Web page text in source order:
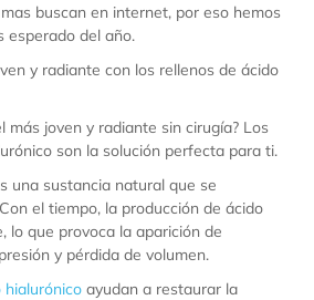
buscan en internet, por eso hemos
esperado del año.
y radiante con los rellenos de ácido
más joven y radiante sin cirugía? Los
son la solución perfecta para ti.
una sustancia natural que se
el tiempo, la producción de ácido
lo que provoca la aparición de
y pérdida de volumen.
hialurónico ayudan a restaurar la